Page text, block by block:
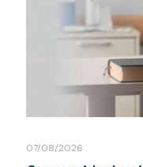
07/08/2026